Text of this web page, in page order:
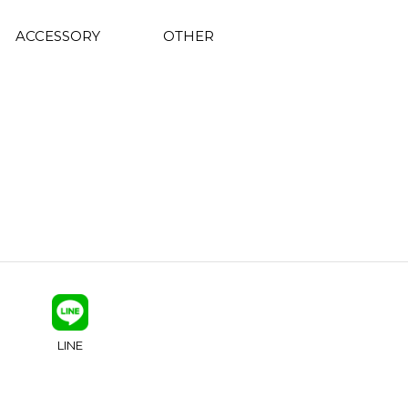
ACCESSORY OTHER
LINE